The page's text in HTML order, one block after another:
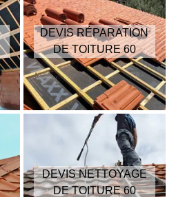
DEVIS RÉPARATION
DE TOITURE 60
DEVIS NETTOYAGE
DE TOITURE 60